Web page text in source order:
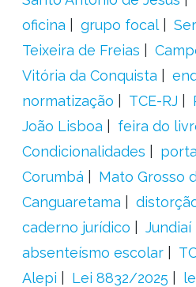
oficina
grupo focal
Teixeira de Freias
Vitória da Conquista
normatização
TCE-RJ
João Lisboa
feira do
Condicionalidades
Corumbá
Mato Grosso
Canguaretama
caderno jurídico
Jundiaí
absenteísmo escolar
Alepi
Lei 8832/2025